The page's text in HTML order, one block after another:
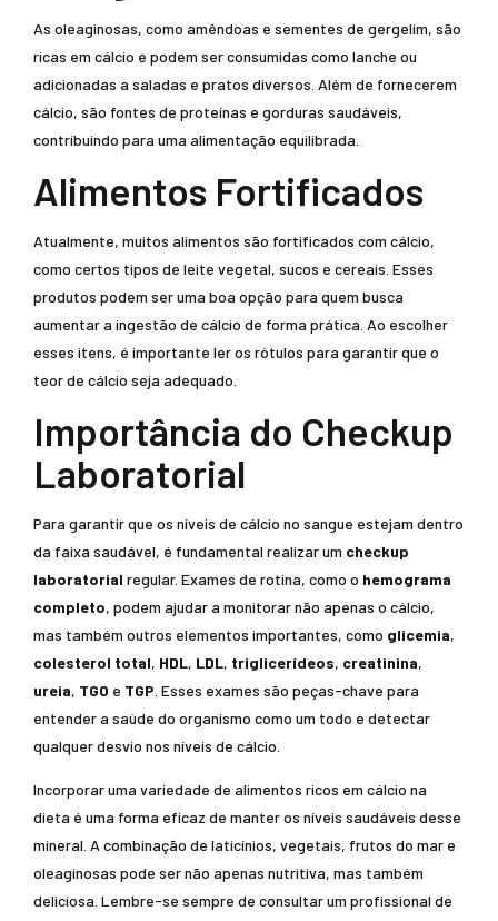
As oleaginosas, como amêndoas e sementes de gergelim, são
ricas em cálcio e podem ser consumidas como lanche ou
adicionadas a saladas e pratos diversos. Além de fornecerem
cálcio, são fontes de proteínas e gorduras saudáveis,
contribuindo para uma alimentação equilibrada.
Alimentos Fortificados
Atualmente, muitos alimentos são fortificados com cálcio,
como certos tipos de leite vegetal, sucos e cereais. Esses
produtos podem ser uma boa opção para quem busca
aumentar a ingestão de cálcio de forma prática. Ao escolher
esses itens, é importante ler os rótulos para garantir que o
teor de cálcio seja adequado.
Importância do Checkup
Laboratorial
Para garantir que os níveis de cálcio no sangue estejam dentro
da faixa saudável, é fundamental realizar um checkup
laboratorial regular. Exames de rotina, como o hemograma
completo, podem ajudar a monitorar não apenas o cálcio,
mas também outros elementos importantes, como glicemia,
colesterol total, HDL, LDL, triglicerídeos, creatinina,
ureia, TGO e TGP . Esses exames são peças-chave para
entender a saúde do organismo como um todo e detectar
qualquer desvio nos níveis de cálcio.
Incorporar uma variedade de alimentos ricos em cálcio na
dieta é uma forma eficaz de manter os níveis saudáveis desse
mineral. A combinação de laticínios, vegetais, frutos do mar e
oleaginosas pode ser não apenas nutritiva, mas também
deliciosa. Lembre-se sempre de consultar um profissional de